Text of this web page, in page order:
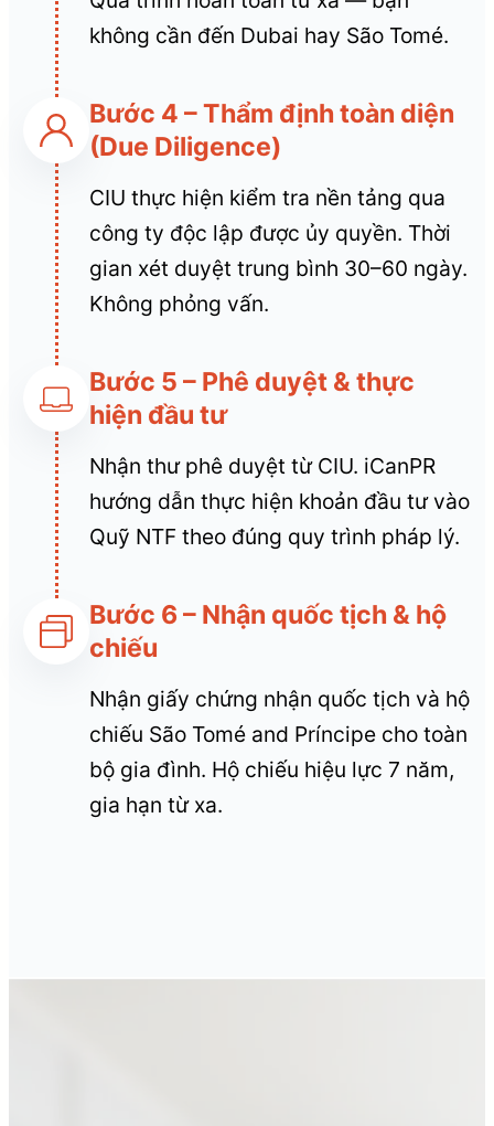
không cần đến Dubai hay São Tomé.
Bước 4 – Thẩm định toàn diện
(Due Diligence)
CIU thực hiện kiểm tra nền tảng qua
công ty độc lập được ủy quyền. Thời
gian xét duyệt trung bình 30–60 ngày.
Không phỏng vấn.
Bước 5 – Phê duyệt & thực
hiện đầu tư
Nhận thư phê duyệt từ CIU. iCanPR
hướng dẫn thực hiện khoản đầu tư vào
Quỹ NTF theo đúng quy trình pháp lý.
Bước 6 – Nhận quốc tịch & hộ
chiếu
Nhận giấy chứng nhận quốc tịch và hộ
chiếu São Tomé and Príncipe cho toàn
bộ gia đình. Hộ chiếu hiệu lực 7 năm,
gia hạn từ xa.